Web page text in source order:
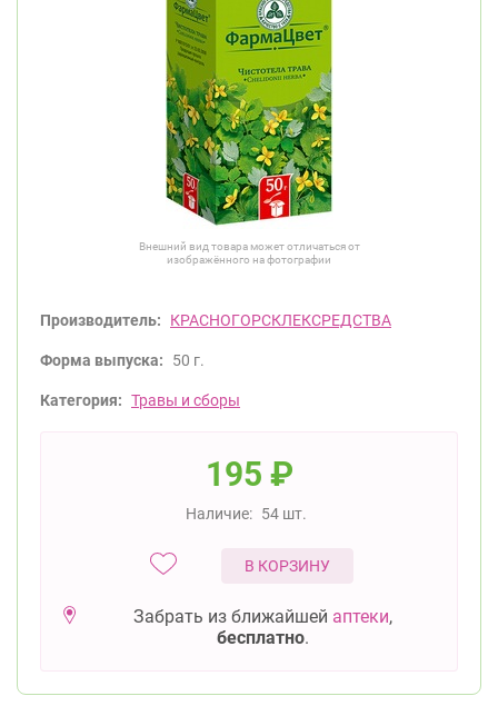
Внешний вид товара может отличаться от
изображённого на фотографии
Производитель: КРАСНОГОРСКЛЕКСРЕДСТВА
Форма выпуска: 50 г.
Категория: Травы и сборы
195 ₽
Наличие: 54 шт.
В КОРЗИНУ
Забрать из ближайшей аптеки,
бесплатно.